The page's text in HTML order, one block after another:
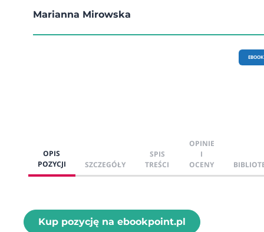
Marianna Mirowska
EBOOK
OPIS
POZYCJI
SZCZEGÓŁY
SPIS
TREŚCI
OPINIE
I
OCENY
Kup pozycję na ebookpoint.pl